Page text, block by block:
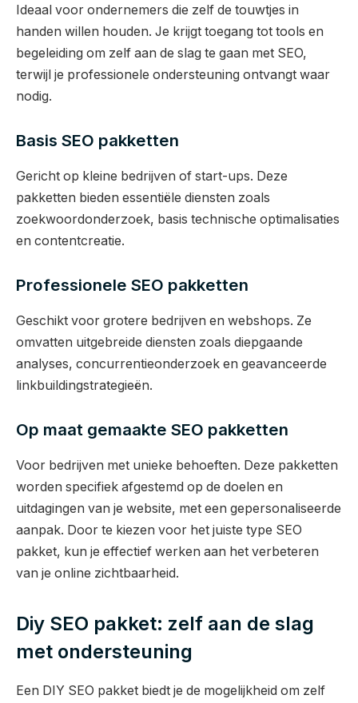
Ideaal voor ondernemers die zelf de touwtjes in
handen willen houden. Je krijgt toegang tot tools en
begeleiding om zelf aan de slag te gaan met SEO,
terwijl je professionele ondersteuning ontvangt waar
nodig.
Basis SEO pakketten
Gericht op kleine bedrijven of start-ups. Deze
pakketten bieden essentiële diensten zoals
zoekwoordonderzoek, basis technische optimalisaties
en contentcreatie.
Professionele SEO pakketten
Geschikt voor grotere bedrijven en webshops. Ze
omvatten uitgebreide diensten zoals diepgaande
analyses, concurrentieonderzoek en geavanceerde
linkbuildingstrategieën.
Op maat gemaakte SEO pakketten
Voor bedrijven met unieke behoeften. Deze pakketten
worden specifiek afgestemd op de doelen en
uitdagingen van je website, met een gepersonaliseerde
aanpak. Door te kiezen voor het juiste type SEO
pakket, kun je effectief werken aan het verbeteren
van je online zichtbaarheid.
Diy SEO pakket: zelf aan de slag
met ondersteuning
Een DIY SEO pakket biedt je de mogelijkheid om zelf